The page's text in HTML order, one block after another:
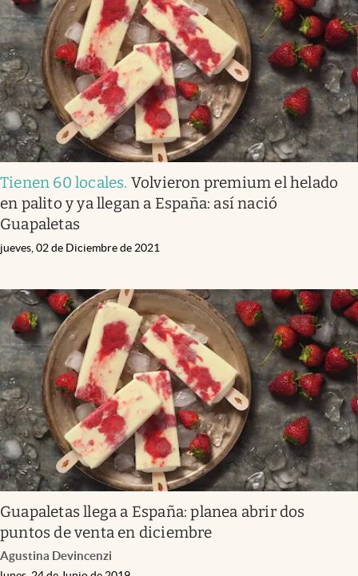
Tienen 60 locales. Volvieron premium el helado
en palito y ya llegan a España: así nació
Guapaletas
jueves, 02 de Diciembre de 2021
Guapaletas llega a España: planea abrir dos
puntos de venta en diciembre
Agustina Devincenzi